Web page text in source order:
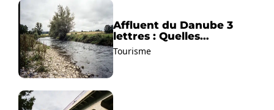
Affluent du Danube 3
lettres : Quelles
solutions trouver ?
Tourisme